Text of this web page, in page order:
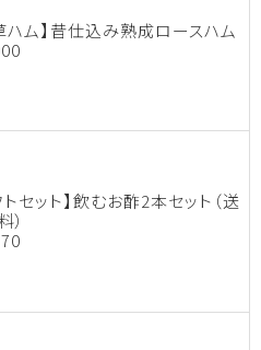
ハム】昔仕込み熟成ロースハム
トセット】飲むお酢2本セット（送
）